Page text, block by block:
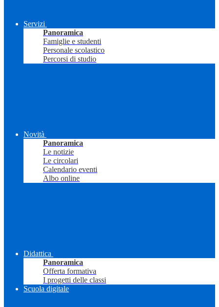
Servizi
Panoramica
Famiglie e studenti
Personale scolastico
Percorsi di studio
Novità
Panoramica
Le notizie
Le circolari
Calendario eventi
Albo online
Didattica
Panoramica
Offerta formativa
I progetti delle classi
Scuola digitale